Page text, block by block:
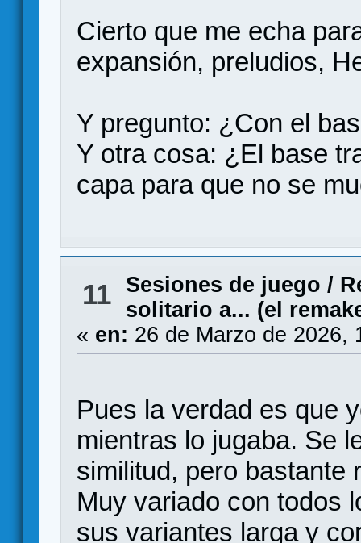
Cierto que me echa
expansión, preludios,
Y pregunto: ¿Con el
Y otra cosa: ¿El base
capa para que no se
11 Sesiones de juego /
solitario a... (el
« en: 26 de Marzo de 2026,
Pues la verdad es que
mientras lo jugaba. Se
similitud, pero bastante
Muy variado con todos
sus variantes larga y